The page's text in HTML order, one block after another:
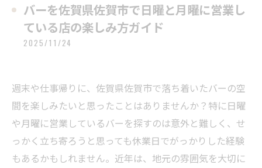
バーを佐賀県佐賀市で日曜と月曜に営業し
ている店の楽しみ方ガイド
2025/11/24
週末や仕事帰りに、佐賀県佐賀市で落ち着いたバーの空
間を楽しみたいと思ったことはありませんか？特に日曜
や月曜に営業しているバーを探すのは意外と難しく、せ
っかく立ち寄ろうと思っても休業日でがっかりした経験
もあるかもしれません。近年は、地元の雰囲気を大切に